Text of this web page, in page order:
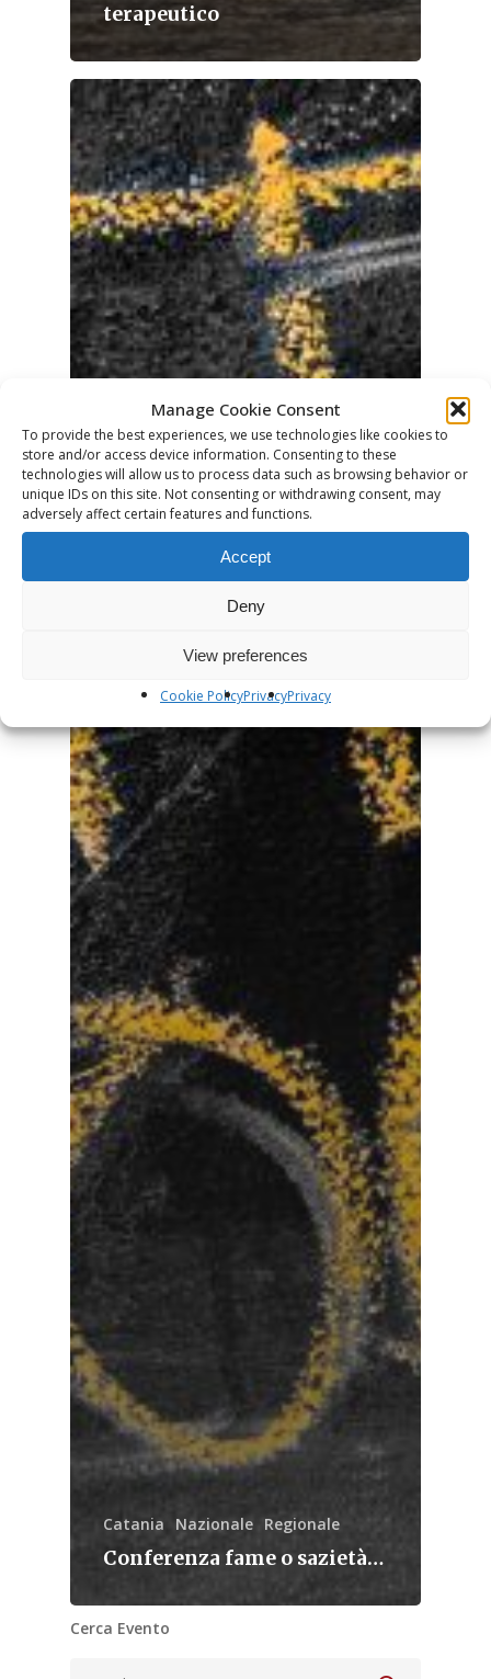
Manage Cookie Consent
To provide the best experiences, we use technologies like cookies to
store and/or access device information. Consenting to these
technologies will allow us to process data such as browsing behavior or
unique IDs on this site. Not consenting or withdrawing consent, may
adversely affect certain features and functions.
Accept
Deny
View preferences
Cookie PolicyPrivacyPrivacy
terapeutico
Catania Nazionale Regionale
Conferenza fame o sazietà…
Cerca Evento